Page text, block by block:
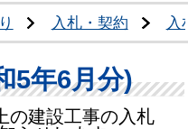
入札・契約 入
5年6月分)
建設工事の入札